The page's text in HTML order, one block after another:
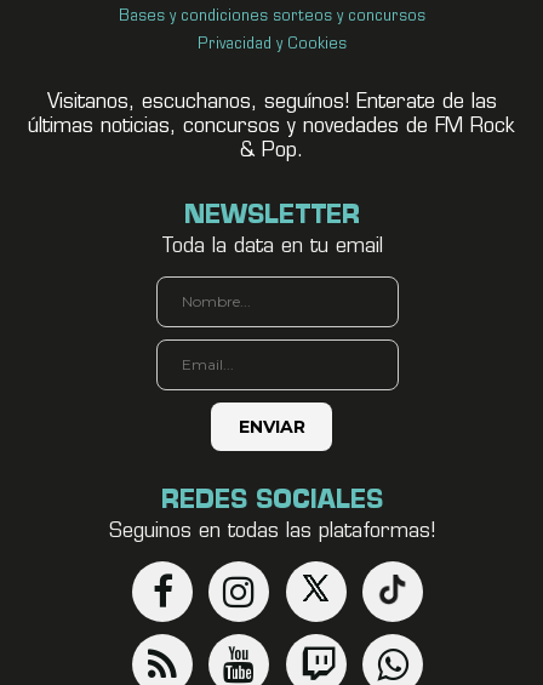
Bases y condiciones sorteos y concursos
Privacidad y Cookies
Visitanos, escuchanos, seguínos! Enterate de las
últimas noticias, concursos y novedades de FM Rock
& Pop.
NEWSLETTER
Toda la data en tu email
REDES SOCIALES
Seguinos en todas las plataformas!